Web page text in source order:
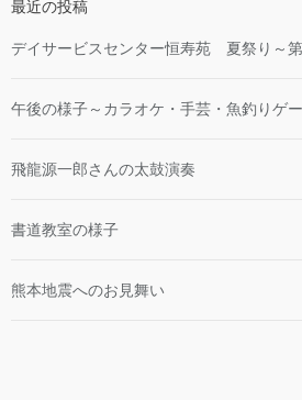
最近の投稿
デイサービスセンター恒寿苑 夏祭り～
午後の様子～カラオケ・手芸・魚釣りゲ
飛龍源一郎さんの太鼓演奏
書道教室の様子
熊本地震へのお見舞い